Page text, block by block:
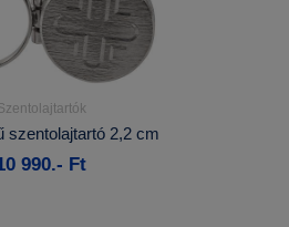
Részletek...
Kosárba
szentolajtartó 2,2 cm
990.- Ft